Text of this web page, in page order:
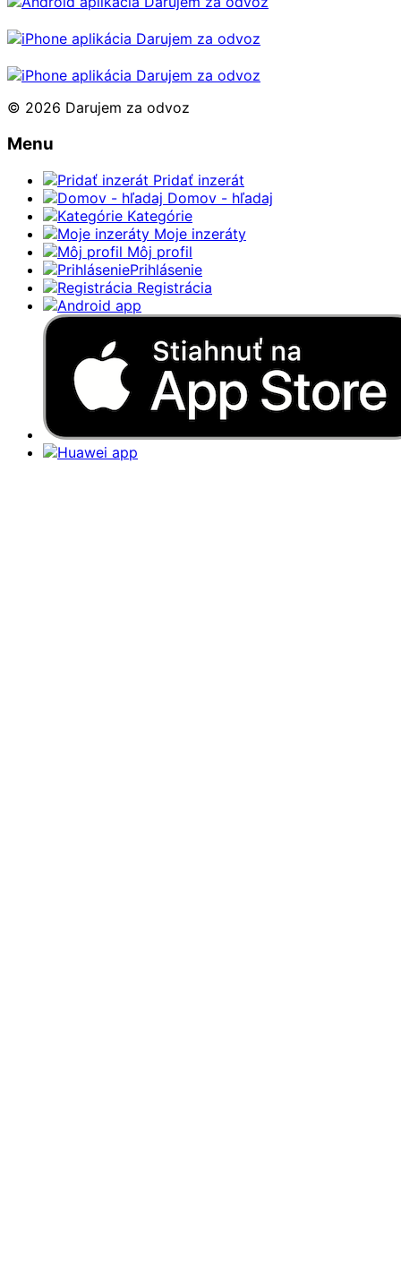
© 2026 Darujem za odvoz
Menu
Pridať inzerát
Domov - hľadaj
Kategórie
Moje inzeráty
Môj profil
Prihlásenie
Registrácia